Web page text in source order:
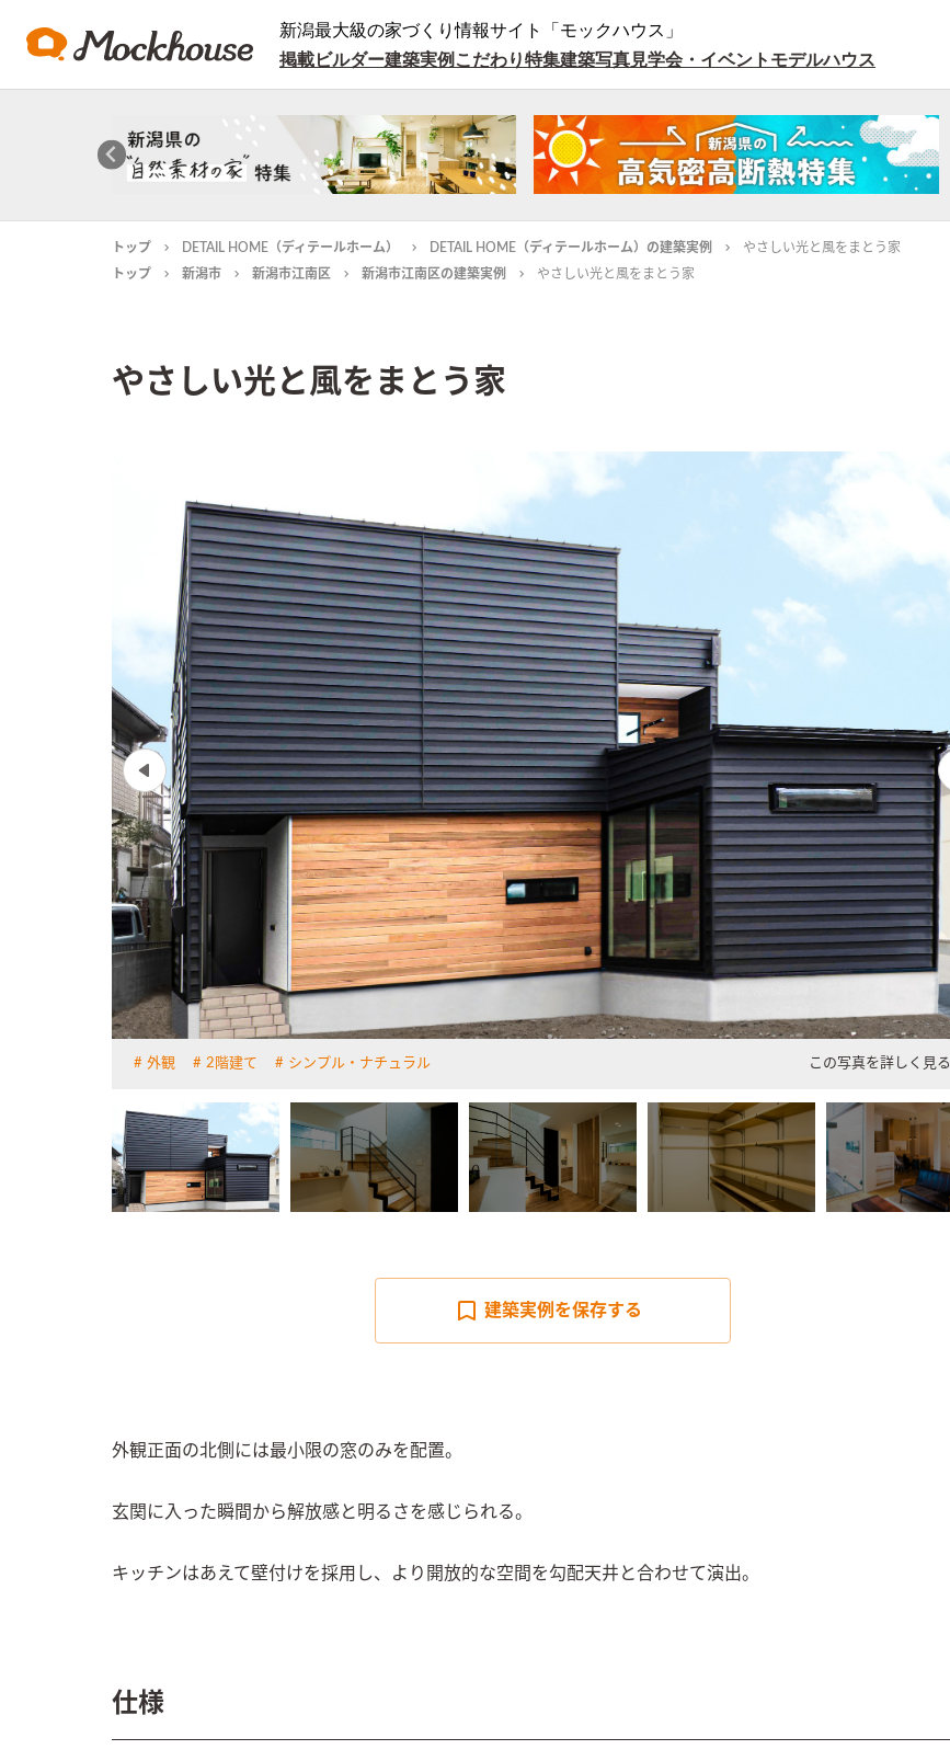
新潟最大級の家づくり情報サイト「モックハウス」
掲載ビルダー建築実例 こだわり特集建築写真見学会・イベント モデルハウス
トップ DETAIL HOME（ディテールホーム） DETAIL HOME（ディテールホーム）の建築実例
やさしい光と風をまとう家
トップ
新潟市 新潟市江南区 新潟市江南区の建築実例 やさしい光と風をまとう家
やさしい光と風をまとう家
外観 2階建て シンプル・ナチュラル この写真を詳しく見る
建築実例を保存する
外観正面の北側には最小限の窓のみを配置。
玄関に入った瞬間から解放感と明るさを感じられる。
キッチンはあえて壁付けを採用し、より開放的な空間を勾配天井と合わせて演出。
仕様